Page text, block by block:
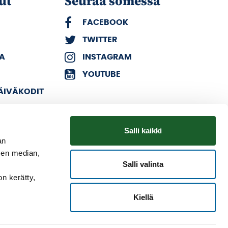
median,
kerätty,
Salli kaikki
Salli valinta
Kiellä
FACEBOOK
TWITTER
INSTAGRAM
YOUTUBE